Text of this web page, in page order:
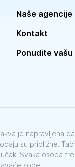
Naše agencije
Kontakt
Ponudite
je napravljena
su približne.
Svaka osoba
sobe.